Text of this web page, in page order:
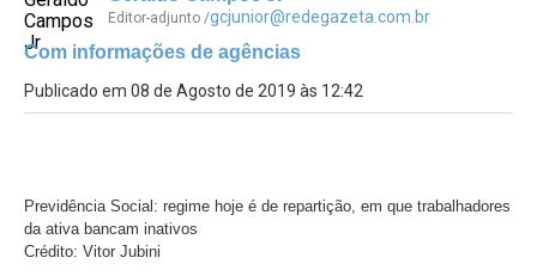
Editor-adjunto /gcjunior@redegazeta.com.br
Com informações de agências
Publicado em 08 de Agosto de 2019 às 12:42
Previdência Social: regime hoje é de repartição, em que trabalhadores
da ativa bancam inativos
Crédito: Vitor Jubini